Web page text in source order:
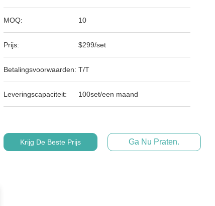
MOQ: 10
Prijs: $299/set
Betalingsvoorwaarden: T/T
Leveringscapaciteit: 100set/een maand
Krijg De Beste Prijs Ga Nu Praten.